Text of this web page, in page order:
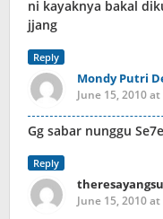
ni kayaknya bakal
jjang
Reply
Mondy Putri
June 15, 2010
Gg sabar nunggu
Reply
June 15, 2010